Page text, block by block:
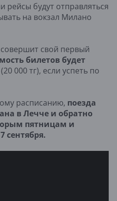
рейсы будут отправляться
на вокзал Милано
свой первый
билетов будет
(20 000 тг), если успеть по
расписанию, поезда
в Лечче и обратно
пятницам и
сентября.